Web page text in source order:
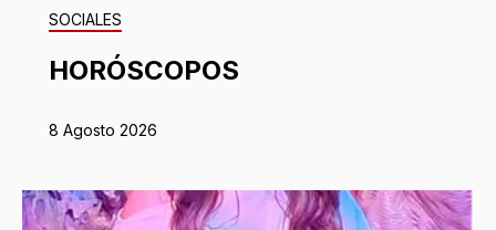
SOCIALES
HORÓSCOPOS
8 Agosto 2026